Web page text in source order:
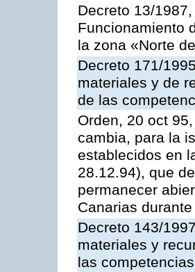
Decreto 13/
Funcionamiento
la zona «Norte
Decreto 171/
materiales y de
de las
Orden, 20 oct
cambia, para la
establecidos en
28.12.94), que
permanecer
Canarias
Decreto 143/
materiales y
las